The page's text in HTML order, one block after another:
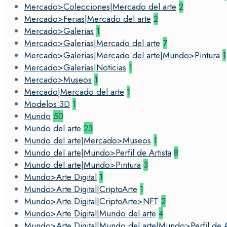
Mercado>Colecciones|Mercado del arte 2
Mercado>Ferias|Mercado del arte 2
Mercado>Galerias 1
Mercado>Galerias|Mercado del arte 7
Mercado>Galerias|Mercado del arte|Mundo>Pintura 1
Mercado>Galerias|Noticias 1
Mercado>Museos 1
Mercado|Mercado del arte 1
Modelos 3D 1
Mundo 50
Mundo del arte 23
Mundo del arte|Mercado>Museos 1
Mundo del arte|Mundo>Perfil de Artista 8
Mundo del arte|Mundo>Pintura 3
Mundo>Arte Digital 1
Mundo>Arte Digital|CriptoArte 1
Mundo>Arte Digital|CriptoArte>NFT 2
Mundo>Arte Digital|Mundo del arte 4